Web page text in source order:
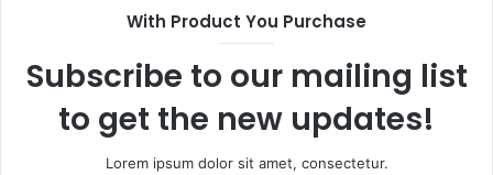
With Product You Purchase
Subscribe to our mailing list
to get the new updates!
Lorem ipsum dolor sit amet, consectetur.